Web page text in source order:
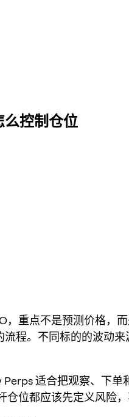
么控制仓位
，重点不是预测价格，
流程。不同标的的波动
Perps 适合把观察、下
仓位都应该先定义风险，